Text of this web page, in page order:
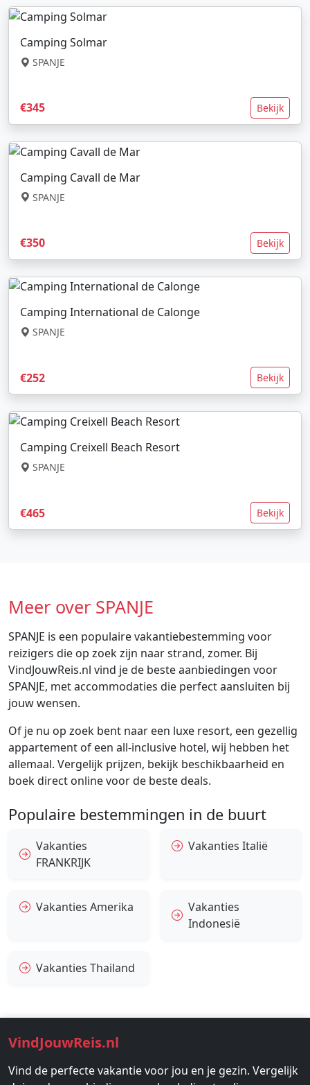
Camping Solmar
SPANJE
€345 Bekijk
Camping Cavall de Mar
SPANJE
€350 Bekijk
Camping International de Calonge
SPANJE
€252 Bekijk
Camping Creixell Beach Resort
SPANJE
€465 Bekijk
Meer over SPANJE
SPANJE is een populaire vakantiebestemming voor
reizigers die op zoek zijn naar strand, zomer. Bij
VindJouwReis.nl vind je de beste aanbiedingen voor
SPANJE, met accommodaties die perfect aansluiten bij
jouw wensen.
Of je nu op zoek bent naar een luxe resort, een gezellig
appartement of een all-inclusive hotel, wij hebben het
allemaal. Vergelijk prijzen, bekijk beschikbaarheid en
boek direct online voor de beste deals.
Populaire bestemmingen in de buurt
Vakanties
FRANKRIJK
Vakanties Italië
Vakanties Amerika
Vakanties
Indonesië
Vakanties Thailand
VindJouwReis.nl
Vind de perfecte vakantie voor jou en je gezin. Vergelijk